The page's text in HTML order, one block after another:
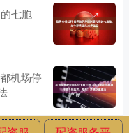
七胞
机场停